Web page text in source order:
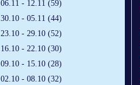
06.11 - 12.11 (59)
30.10 - 05.11 (44)
23.10 - 29.10 (52)
16.10 - 22.10 (30)
09.10 - 15.10 (28)
02.10 - 08.10 (32)